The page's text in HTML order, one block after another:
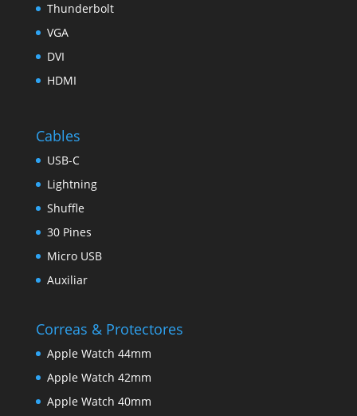
Thunderbolt
VGA
DVI
HDMI
Cables
USB-C
Lightning
Shuffle
30 Pines
Micro USB
Auxiliar
Correas & Protectores
Apple Watch 44mm
Apple Watch 42mm
Apple Watch 40mm